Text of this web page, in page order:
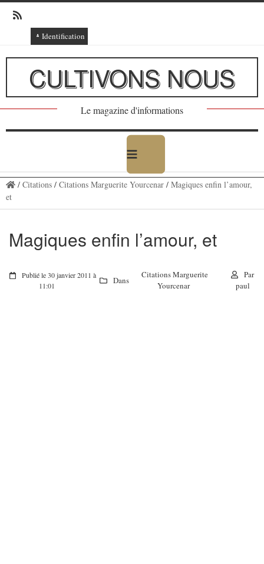
Identification
Connexion
Connexion via Facebook
Inscription
Ajout texte ou poème
CULTIVONS NOUS
Le magazine d'informations
/ Citations/ Citations Marguerite Yourcenar/ Magiques enfin l’amour,
et
Magiques enfin l’amour, et
Publié le 30 janvier 2011 à
11:01
Dans
Citations Marguerite
Yourcenar
Par
paul